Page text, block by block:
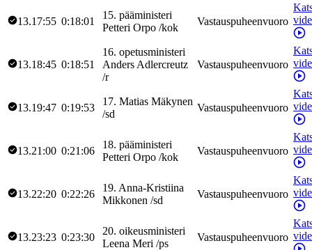
13.17:55 0:18:01
15. pääministeri
Petteri Orpo /kok
Vastauspuheenvuoro
13.18:45 0:18:51
16. opetusministeri
Anders Adlercreutz
/r
Vastauspuheenvuoro
13.19:47 0:19:53
17. Matias Mäkynen
/sd
Vastauspuheenvuoro
13.21:00 0:21:06
18. pääministeri
Petteri Orpo /kok
Vastauspuheenvuoro
13.22:20 0:22:26
19. Anna-Kristiina
Mikkonen /sd
Vastauspuheenvuoro
13.23:23 0:23:30
20. oikeusministeri
Leena Meri /ps
Vastauspuheenvuoro